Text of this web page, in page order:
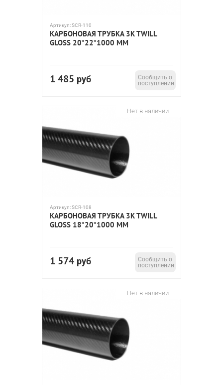
Артикул:SCR-110
КАРБОНОВАЯ ТРУБКА 3K TWILL
GLOSS 20*22*1000 ММ
1 485 руб
Сообщить о
поступлении
Нет в наличии
Артикул:SCR-108
КАРБОНОВАЯ ТРУБКА 3K TWILL
GLOSS 18*20*1000 ММ
1 574 руб
Сообщить о
поступлении
Нет в наличии